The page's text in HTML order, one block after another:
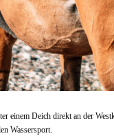
einem Deich direkt an der
Wassersport.